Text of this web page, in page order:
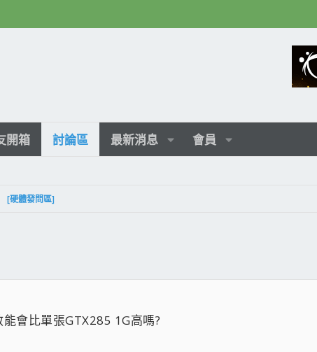
開箱 討論區 最新消息 會員
[硬體發問區]
會比單張GTX285 1G高嗎?